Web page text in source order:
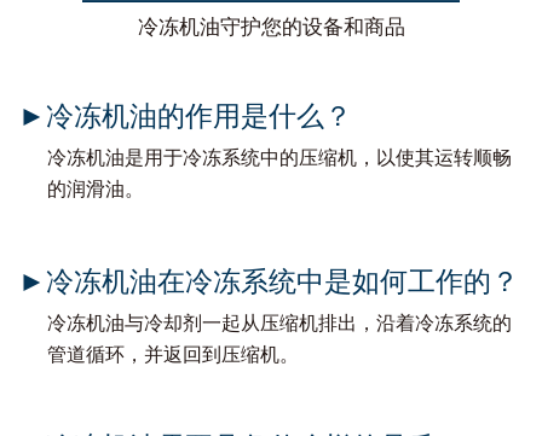
冷冻机油守护您的设备和商品
►冷冻机油的作用是什么？
冷冻机油是用于冷冻系统中的压缩机，以使其运转顺畅
的润滑油。
►冷冻机油在冷冻系统中是如何工作的？
冷冻机油与冷却剂一起从压缩机排出，沿着冷冻系统的
管道循环， 并返回到压缩机。